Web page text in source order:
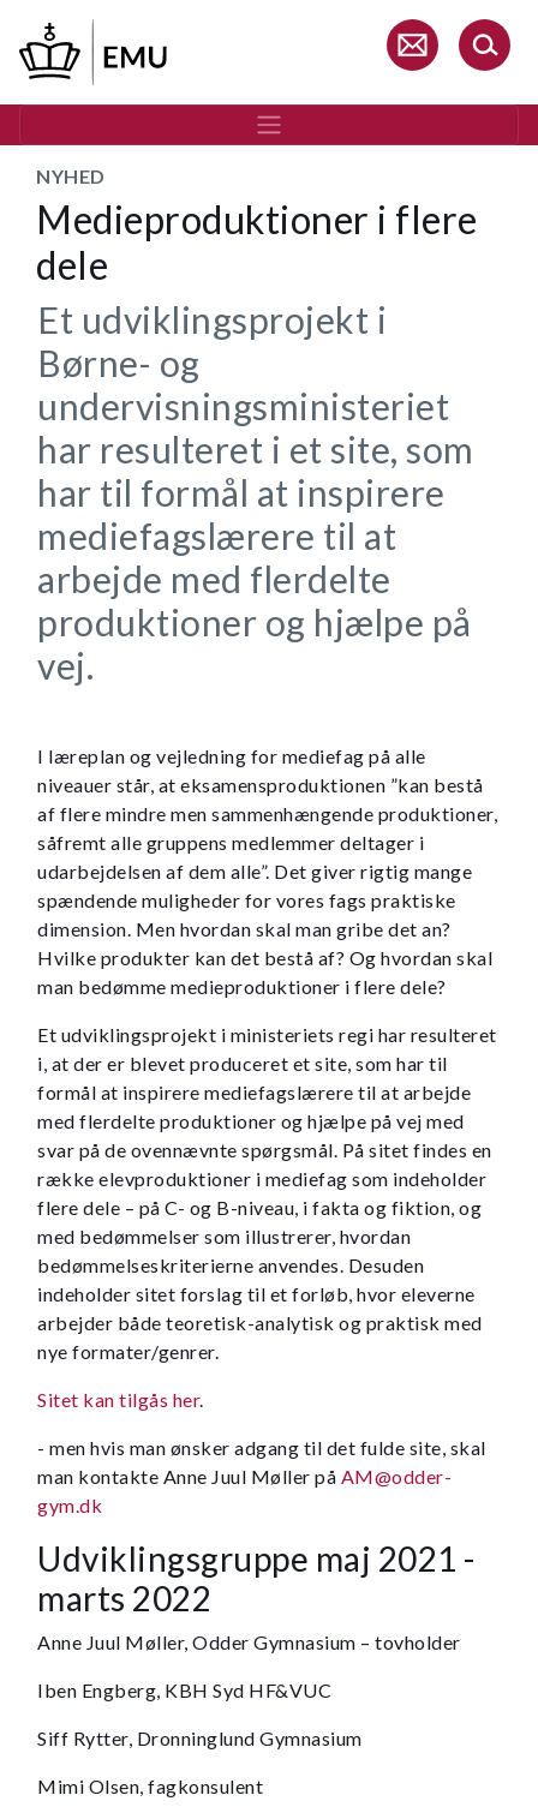
hovedindhold
NYHED
Medieproduktioner i flere
dele
Et udviklingsprojekt i
Børne- og
undervisningsministeriet
har resulteret i et site, som
har til formål at inspirere
mediefagslærere til at
arbejde med flerdelte
produktioner og hjælpe på
vej.
I læreplan og vejledning for mediefag på alle
niveauer står, at eksamensproduktionen ”kan bestå
af flere mindre men sammenhængende produktioner,
såfremt alle gruppens medlemmer deltager i
udarbejdelsen af dem alle”. Det giver rigtig mange
spændende muligheder for vores fags praktiske
dimension. Men hvordan skal man gribe det an?
Hvilke produkter kan det bestå af? Og hvordan skal
man bedømme medieproduktioner i flere dele?
Et udviklingsprojekt i ministeriets regi har resulteret
i, at der er blevet produceret et site, som har til
formål at inspirere mediefagslærere til at arbejde
med flerdelte produktioner og hjælpe på vej med
svar på de ovennævnte spørgsmål. På sitet findes en
række elevproduktioner i mediefag som indeholder
flere dele – på C- og B-niveau, i fakta og fiktion, og
med bedømmelser som illustrerer, hvordan
bedømmelseskriterierne anvendes. Desuden
indeholder sitet forslag til et forløb, hvor eleverne
arbejder både teoretisk-analytisk og praktisk med
nye formater/genrer.
Sitet kan tilgås her.
- men hvis man ønsker adgang til det fulde site, skal
man kontakte Anne Juul Møller på AM@odder-
gym.dk
Udviklingsgruppe maj 2021 -
marts 2022
Anne Juul Møller, Odder Gymnasium – tovholder
Iben Engberg, KBH Syd HF&VUC
Siff Rytter, Dronninglund Gymnasium
Mimi Olsen, fagkonsulent